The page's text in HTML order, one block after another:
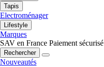
Tapis
Electroménager
Lifestyle
Marques
SAV en France Paiement sécurisé
Rechercher
Nouveautés